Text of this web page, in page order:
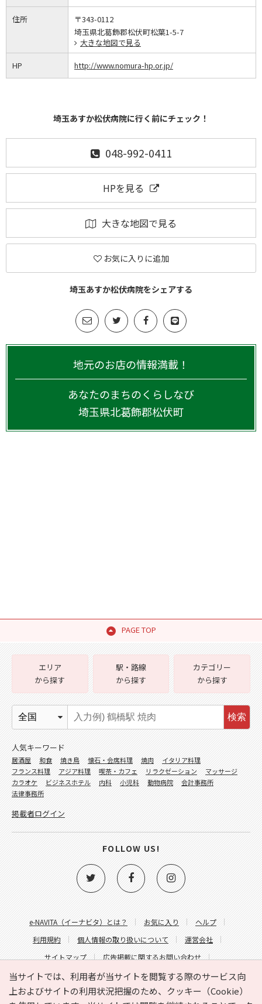
住所
〒343-0112
埼玉県北葛飾郡松伏町松葉1-5-7
大きな地図で見る
HP http://www.nomura-hp.or.jp/
埼玉あすか松伏病院に行く前にチェック！
048-992-0411
HPを見る
大きな地図で見る
お気に入りに追加
埼玉あすか松伏病院をシェアする
地元のお店の情報満載！
あなたのまちのくらしなび
埼玉県北葛飾郡松伏町
PAGE TOP
当サイトでは、利用者が当サイトを閲覧する際のサービス向
上およびサイトの利用状況把握のため、クッキー（Cookie）
e-NAVITA（イーナビタ）とは？ お気に入り
ヘルプ
利用規約
個人情報の取り扱いについて
運営会社
サイトマップ
広告掲載に関するお問い合わせ
サイトの内容に関するお問い合わせ
エリア
から探す
駅・路線
から探す
カテゴリー
から探す
検索
人気キーワード
居酒屋 和食 焼き鳥 懐石・会席料理 焼肉
イタリア料理
フランス料理
アジア料理 喫茶・カフェ リラクゼーション
マッサージ
カラオケ
ビジネスホテル 内科 小児科 動物病院
会計事務所
法律事務所
掲載者ログイン
FOLLOW US!